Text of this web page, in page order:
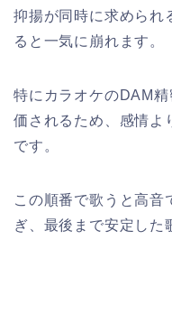
抑揚が同時に求められ
ると一気に崩れます。
特にカラオケのDAM
価されるため、感情よ
です。
この順番で歌うと高音
ぎ、最後まで安定した